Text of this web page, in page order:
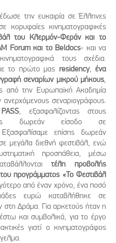
την ευκαιρία σε Έλληνες
κορυφαίες κινηματογραφικές
του Κλερμόν-Φεράν και το
Forum και το Beldocs- και να
τους σχέδια.
το πρώτο μας residency, ένα
σεναρίων μικρού μήκους,
από την Ευρωπαϊκή Ακαδημία
σεναριογράφους.
, εξασφαλίζοντας στους
δωρεάν είσοδο σε
Εξασφαλίσαμε επίσης δωρεάν
μεγάλα διεθνή φεστιβάλ, ενώ
προσπάθεια, μέσω
τέλη προβολής
προγράμματος «Το Φεστιβάλ
από έναν χρόνο, ένα ποσό
ευρώ καταβλήθηκε σε
στη Δράμα. Για αρκετούς ήταν η
και συμβολικά, για το έργο
γιατί ο κινηματογράφος